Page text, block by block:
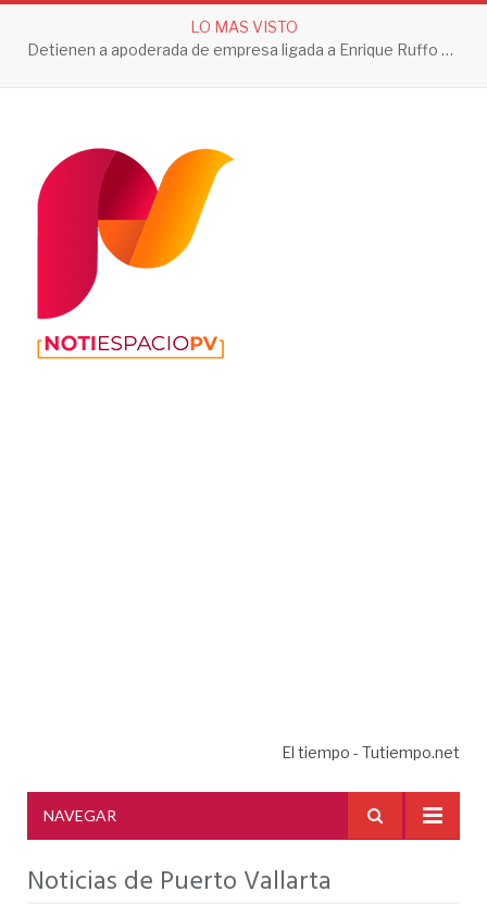
LO MAS VISTO
Detienen a apoderada de empresa ligada a Enrique Ruffo por investigación de Huachicol Fiscal
El tiempo - Tutiempo.net
NAVEGAR
Noticias de Puerto Vallarta